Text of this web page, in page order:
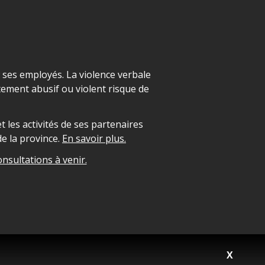
X
employés. La violence verbale
abusif ou violent risque de
les activités de ses partenaires
la province. En savoir plus.
à venir.